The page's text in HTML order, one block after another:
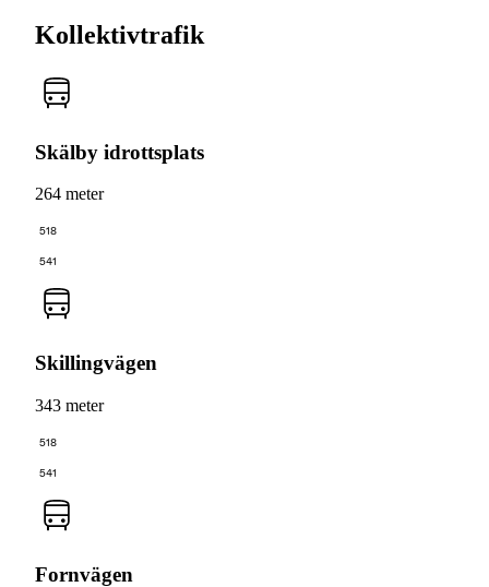
Kollektivtrafik
Skälby idrottsplats
264 meter
518
541
Skillingvägen
343 meter
518
541
Fornvägen